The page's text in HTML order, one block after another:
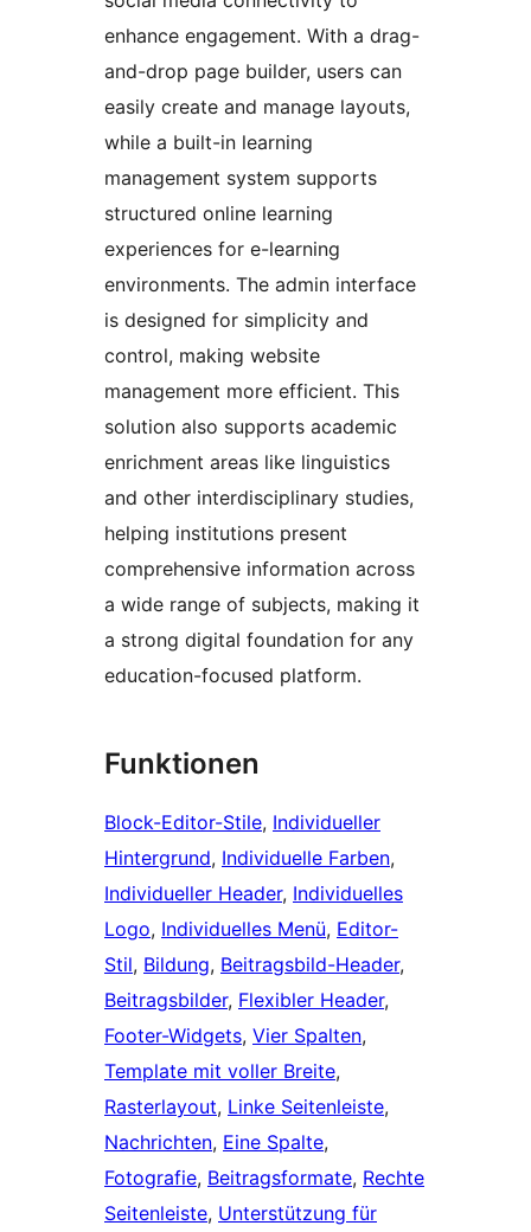
enhance engagement. With a drag-
and-drop page builder, users can
easily create and manage layouts,
while a built-in learning
management system supports
structured online learning
experiences for e-learning
environments. The admin interface
is designed for simplicity and
control, making website
management more efficient. This
solution also supports academic
enrichment areas like linguistics
and other interdisciplinary studies,
helping institutions present
comprehensive information across
a wide range of subjects, making it
a strong digital foundation for any
education-focused platform.
Funktionen
Block-Editor-Stile, Individueller
Hintergrund, Individuelle Farben
Individueller Header, Individuelles
Logo, Individuelles Menü, Editor-
Stil, Bildung, Beitragsbild-Header
Beitragsbilder, Flexibler Header
Footer-Widgets, Vier Spalten
Template mit voller Breite
Rasterlayout, Linke Seitenleiste
Nachrichten, Eine Spalte
Fotografie, Beitragsformate, Rechte
Seitenleiste, Unterstützung für